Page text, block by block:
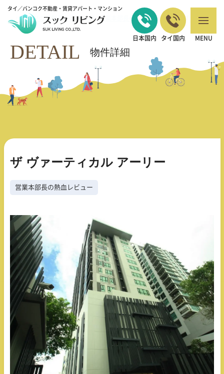
タイ／バンコク不動産・賃貸アパート・マンション
日本国内 タイ国内 MENU
バンコクの不動産・賃貸 TOP >営業本部長の熱血レビュー>ザ ヴァーティ
カル アーリー
DETAIL 物件詳細
ザ ヴァーティカル アーリー
営業本部長の熱血レビュー